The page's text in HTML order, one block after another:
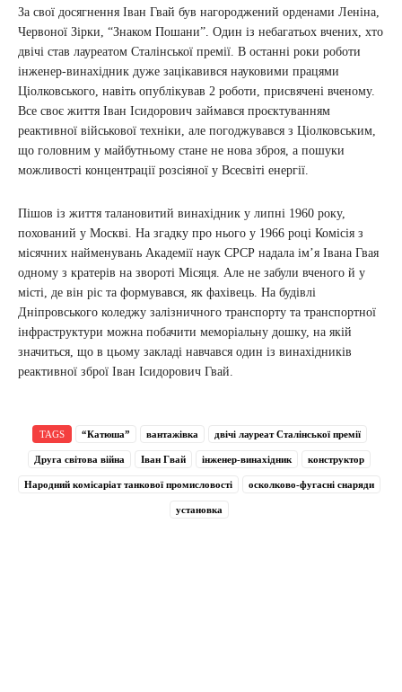
За свої досягнення Іван Гвай був нагороджений орденами Леніна,
Червоної Зірки, “Знаком Пошани”. Один із небагатьох вчених, хто
двічі став лауреатом Сталінської премії. В останні роки роботи
інженер-винахідник дуже зацікавився науковими працями
Ціолковського, навіть опублікував 2 роботи, присвячені вченому.
Все своє життя Іван Ісидорович займався проєктуванням
реактивної військової техніки, але погоджувався з Ціолковським,
що головним у майбутньому стане не нова зброя, а пошуки
можливості концентрації розсіяної у Всесвіті енергії.
Пішов із життя талановитий винахідник у липні 1960 року,
похований у Москві. На згадку про нього у 1966 році Комісія з
місячних найменувань Академії наук СРСР надала ім’я Івана Гвая
одному з кратерів на звороті Місяця. Але не забули вченого й у
місті, де він ріс та формувався, як фахівець. На будівлі
Дніпровського коледжу залізничного транспорту та транспортної
інфраструктури можна побачити меморіальну дошку, на якій
значиться, що в цьому закладі навчався один із винахідників
реактивної зброї Іван Ісидорович Гвай.
TAGS “Катюша” вантажівка двічі лауреат Сталінської премії
Друга світова війна Іван Гвай інженер-винахідник конструктор
Народний комісаріат танкової промисловості осколково-фугасні снаряди
установка